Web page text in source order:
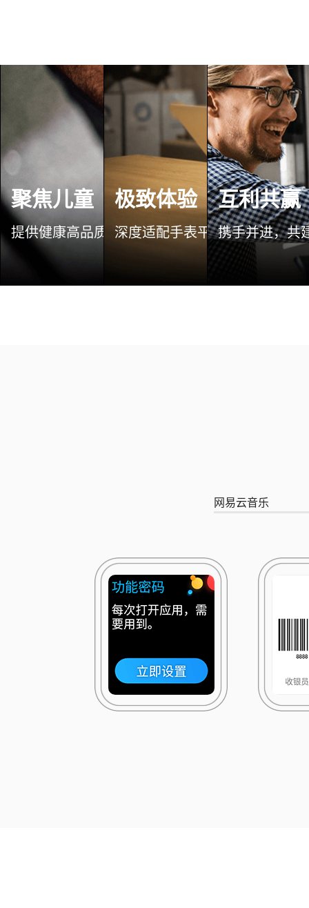
聚焦儿童
提供健康高品质应用服务，赋能儿童生活学习场
极致体验
深度适配手表平台，定制优秀
互利共赢
携手并进，共
网易云音乐